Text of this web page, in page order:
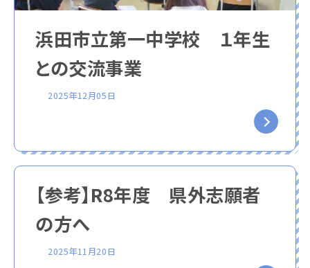
浜田市立第一中学校 １年生
との交流事業
2025年12月05日
【参考】R8年度 県外志願者
の方へ
2025年11月20日